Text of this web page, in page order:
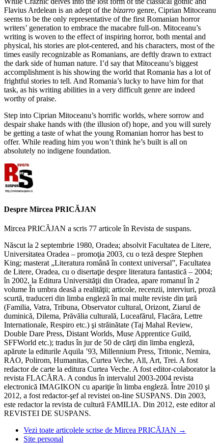
Flavius Ardelean is an adept of the bizarro genre, Ciprian Mitoceanu
seems to be the only representative of the first Romanian horror
writers’ generation to embrace the macabre full-on. Mitoceanu’s
writing is woven to the effect of inspiring horror, both mental and
physical, his stories are plot-centered, and his characters, most of the
times easily recognizable as Romanians, are deftly drawn to extract
the dark side of human nature. I’d say that Mitoceanu’s biggest
accomplishment is his showing the world that Romania has a lot of
frightful stories to tell. And Romania’s lucky to have him for that
task, as his writing abilities in a very difficult genre are indeed
worthy of praise.
Step into Ciprian Mitoceanu’s horrific worlds, where sorrow and
despair shake hands with (the illusion of) hope, and you will surely
be getting a taste of what the young Romanian horror has best to
offer. While reading him you won’t think he’s built is all on
absolutely no indigene foundation.
Despre Mircea PRICĂJAN
Mircea PRICĂJAN a scris 77 articole în Revista de suspans.
Născut la 2 septembrie 1980, Oradea; absolvit Facultatea de Litere,
Universitatea Oradea – promoţia 2003, cu o teză despre Stephen
King; masterat „Literatura română în context universal”, Facultatea
de Litere, Oradea, cu o disertaţie despre literatura fantastică – 2004;
în 2002, la Editura Universităţii din Oradea, apare romanul în 2
volume În umbra deasă a realităţii; articole, recenzii, interviuri, proză
scurtă, traduceri din limba engleză în mai multe reviste din ţară
(Familia, Vatra, Tribuna, Observator cultural, Orizont, Ziarul de
duminică, Dilema, Prăvălia culturală, Luceafărul, Flacăra, Lettre
Internationale, Respiro etc.) şi străinătate (Taj Mahal Review,
Double Dare Press, Distant Worlds, Muse Apprentice Guild,
SFFWorld etc.); tradus în jur de 50 de cărţi din limba engleză,
apărute la editurile Aquila ’93, Millennium Press, Tritonic, Nemira,
RAO, Polirom, Humanitas, Curtea Veche, All, Art, Trei. A fost
redactor de carte la editura Curtea Veche. A fost editor-colaborator la
revista FLACĂRA. A condus în intervalul 2003-2004 revista
electronică IMAGIKON cu apariţie în limba engleză. Între 2010 şi
2012, a fost redactor-şef al revistei on-line SUSPANS. Din 2003,
este redactor la revista de cultură FAMILIA. Din 2012, este editor al
REVISTEI DE SUSPANS.
Vezi toate articolele scrise de Mircea PRICĂJAN →
Site personal